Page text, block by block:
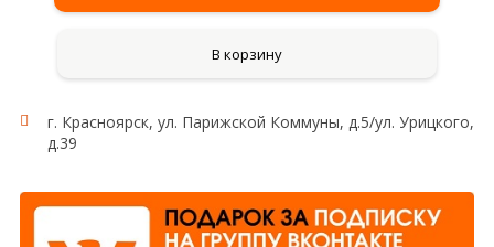
В корзину
г. Красноярск, ул. Парижской Коммуны, д.5/ул. Урицкого,
д.39